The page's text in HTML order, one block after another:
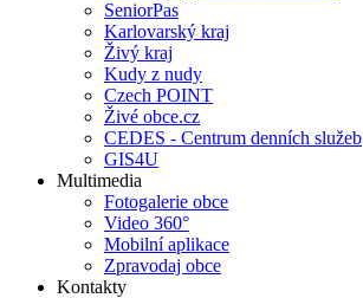
SeniorPas
Karlovarský kraj
Živý kraj
Kudy z nudy
Czech POINT
Živé obce.cz
CEDES - Centrum denních služeb
GIS4U
Multimedia
Fotogalerie obce
Video 360°
Mobilní aplikace
Zpravodaj obce
Kontakty